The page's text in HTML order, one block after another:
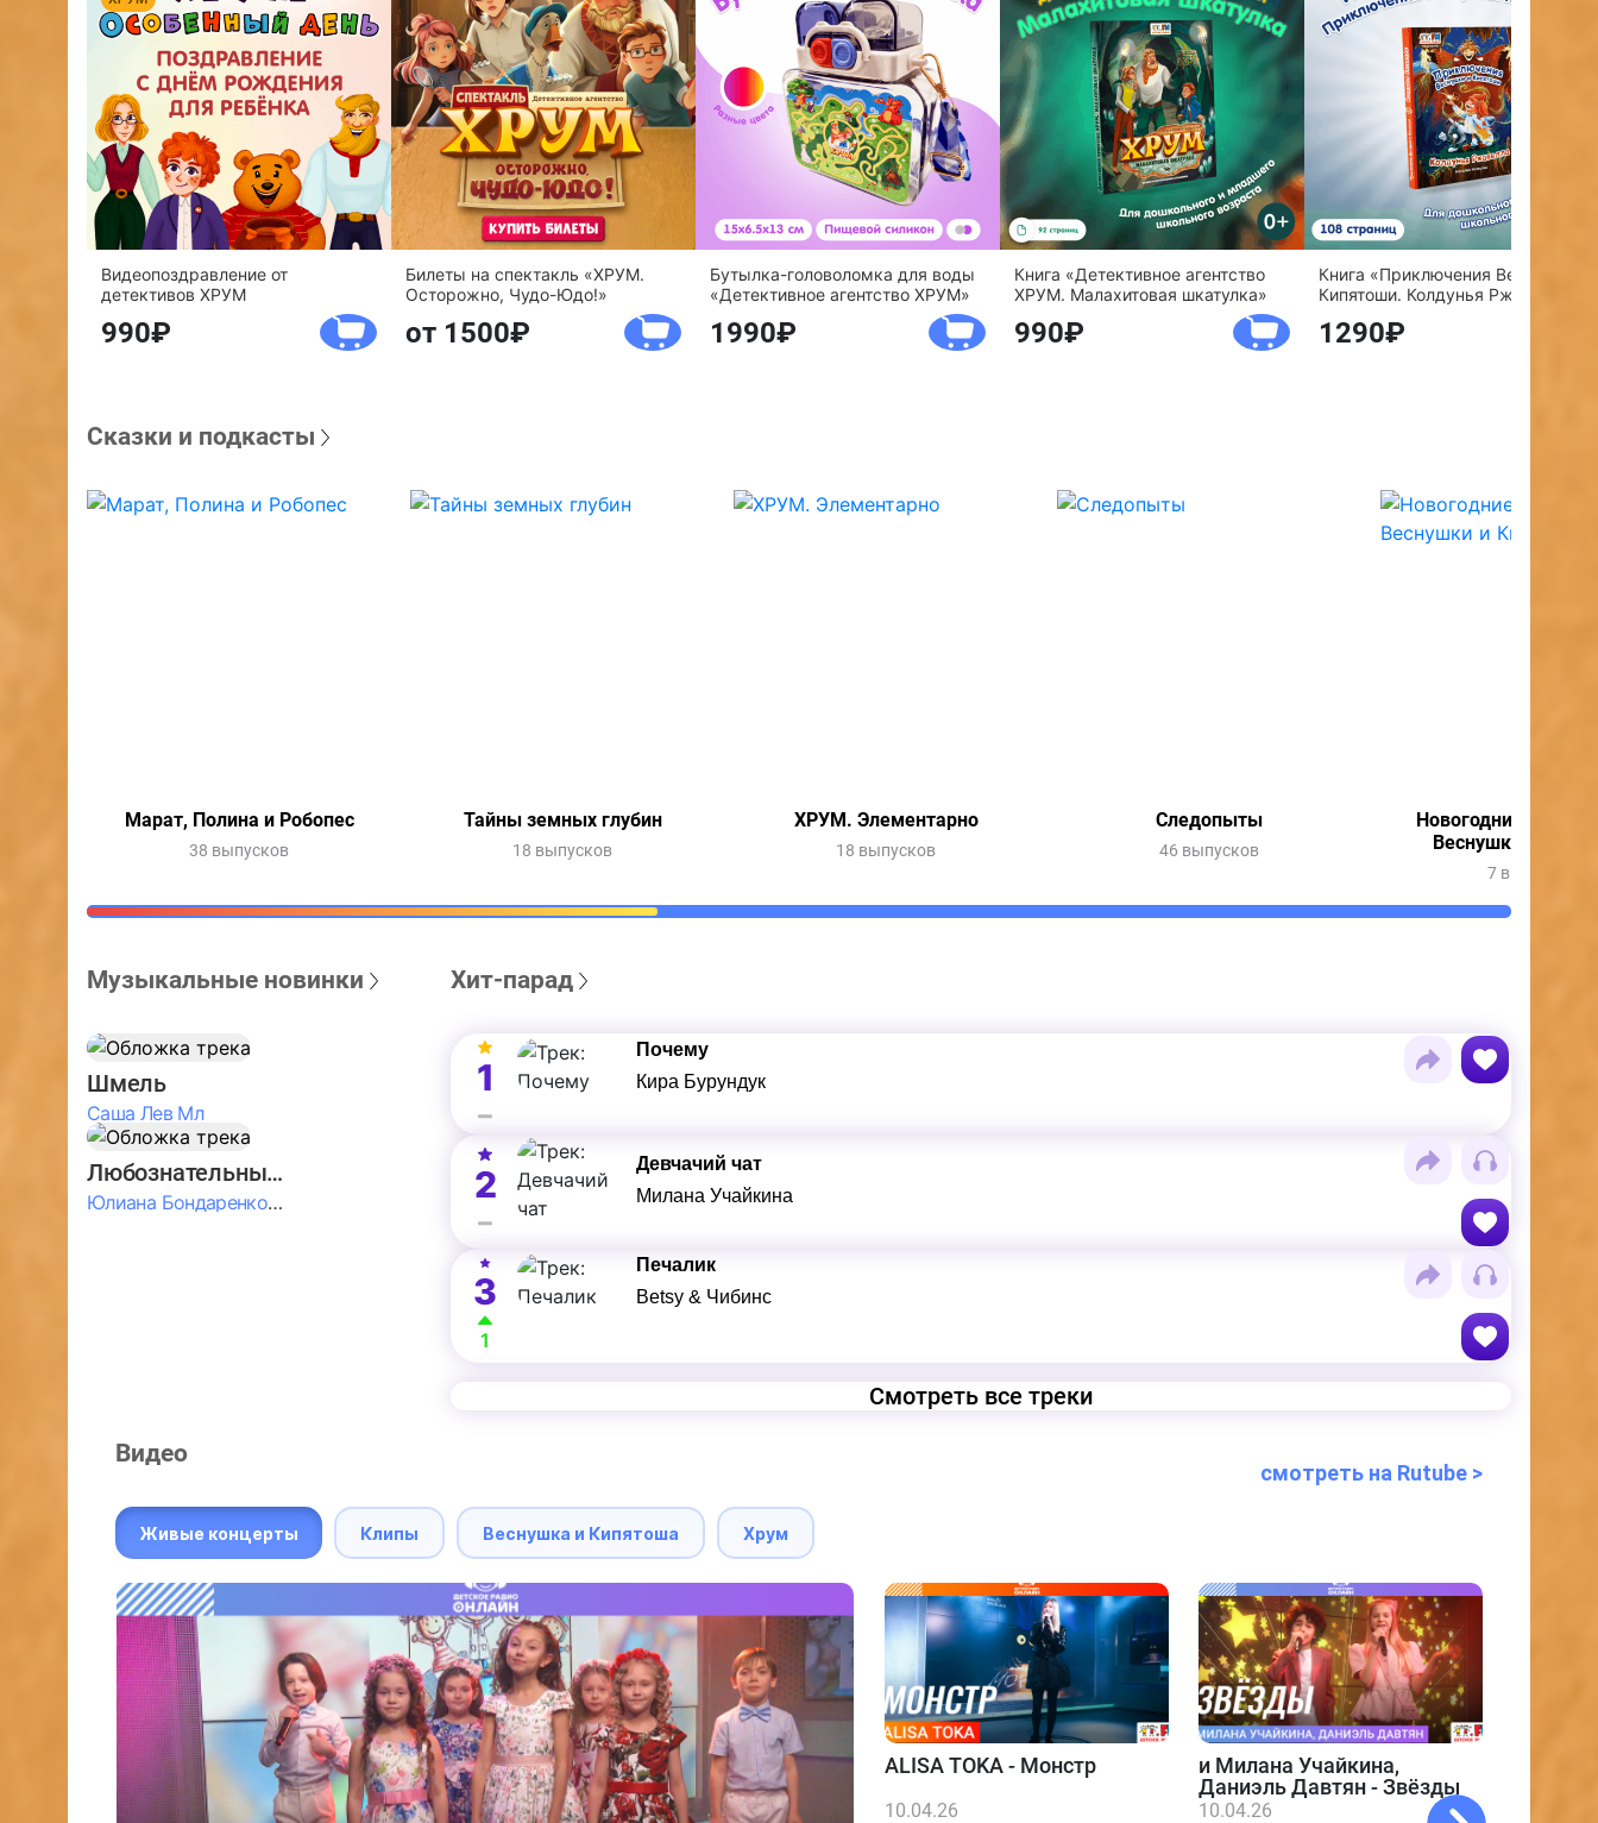
Видеопоздравление от
детективов ХРУМ
990
Билеты на спектакль «ХРУМ.
Осторожно, Чудо-Юдо!»
от 1500
Бутылка-головоломка для воды
«Детективное агентство ХРУМ»
1990
Книга «Детективное агентство
ХРУМ. Малахитовая шкатулка»
990
Книга «Приключения Веснушки и
Кипятоши. Колдунья Ржавелла»
1290
Сказки и подкасты
Марат, Полина и Робопес
38 выпусков
Тайны земных глубин
18 выпусков
ХРУМ. Элементарно
18 выпусков
Следопыты
46 выпусков
Новогодние
Веснушки и
7 выпусков
Музыкальные новинки
Шмель
Саша Лев Мл
Любознательные Дети
Юлиана Бондаренко & Амелия Колпакова & Егор Егоров & Валерия Шевченко & Ксюша Косичкина
Хит-парад
1
Почему
Кира Бурундук
2
Девчачий чат
Милана Учайкина
3
1
Печалик
Betsy & Чибинс
Смотреть все треки
Видео
смотреть на Rutube >
Живые концерты Клипы Веснушка и Кипятоша Хрум
ALISA TOKA - Монстр
10.04.26
и Милана Учайкина,
Даниэль Давтян - Звёзды
10.04.26